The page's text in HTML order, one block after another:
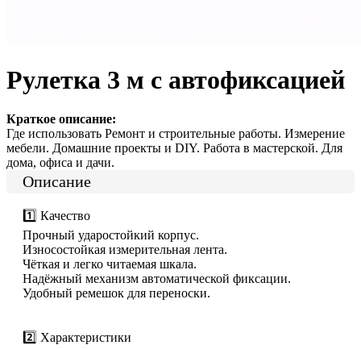
Рулетка 3 м с автофиксацией
Краткое описание:
Где использовать Ремонт и строительные работы. Измерение
мебели. Домашние проекты и DIY. Работа в мастерской. Для
дома, офиса и дачи.
Описание
1️⃣ Качество
Прочный ударостойкий корпус.
Износостойкая измерительная лента.
Чёткая и легко читаемая шкала.
Надёжный механизм автоматической фиксации.
Удобный ремешок для переноски.
2️⃣ Характеристики